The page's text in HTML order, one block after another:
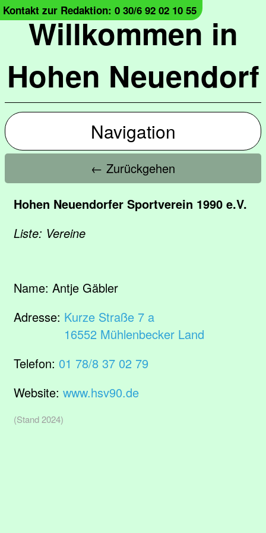
Willkommen in
Hohen Neuendorf
Kontakt zur Redaktion: 0 30/6 92 02 10 55
Navigation
← Zurückgehen
Hohen Neuendorfer Sportverein 1990 e.V.
Liste: Vereine
Name: Antje Gäbler
Adresse: Kurze Straße 7 a
16552 Mühlenbecker Land
Telefon: 01 78/8 37 02 79
Website: www.hsv90.de
(Stand 2024)